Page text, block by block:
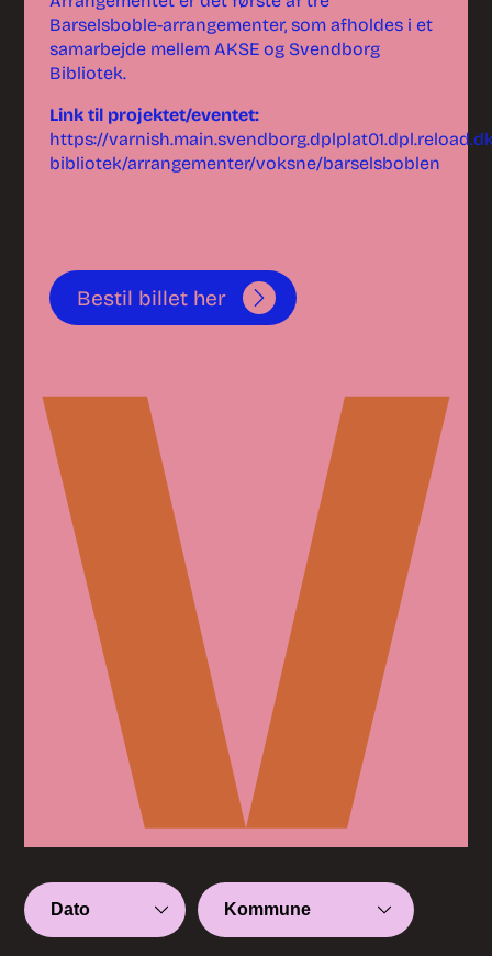
Barselsboble-arrangementer, som afholdes i et
samarbejde mellem AKSE og Svendborg
Bibliotek.
Link til projektet/eventet:
https://
bibliotek/arrangementer/voksne/barselsboblen
Bestil billet her